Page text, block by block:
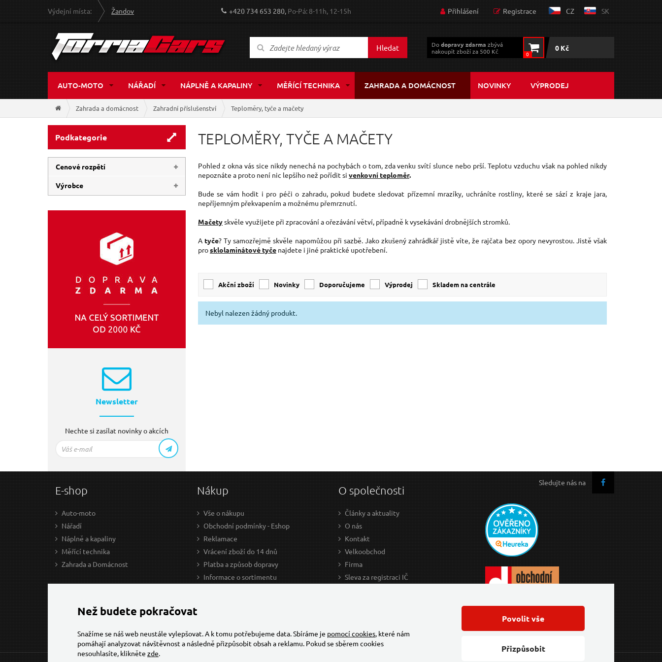
Výdejní místa: Žandov +420 734 653 280,Po-Pá: 8-11h, 12-15h Přihlášení Registrace CZ SK
Hledat Dodopravy zdarma zbývá
nakoupit zboží za 500 Kč
0
0 Kč
AUTO-MOTO NÁŘADÍ NÁPLNĚ A KAPALINY MĚŘÍCÍ TECHNIKA ZAHRADA A DOMÁCNOST NOVINKY VÝPRODEJ
Zahrada a domácnost Zahradní příslušenství Teploměry, tyče a mačety
Podkategorie
Cenové rozpětí
28 Kč 510 Kč
Výrobce
EXTOL PREMIUM(1)
Newsletter
Nechte si zasílat novinky o akcích
TEPLOMĚRY, TYČE A MAČETY
Pohled z okna vás sice nikdy nenechá na pochybách o tom, zda venku svítí slunce nebo prší. Teplotu vzduchu však na pohled nikdy
nepoznáte a proto není nic lepšího než pořídit si venkovní teploměr.
Bude se vám hodit i pro péči o zahradu, pokud budete sledovat přízemní mrazíky, uchráníte rostliny, které se sází z kraje jara,
nepříjemným překvapením a možnému přemrznutí.
Mačetyskvěle využijete při zpracování a ořezávání větví, případně k vysekávání drobnějších stromků.
A tyče? Ty samozřejmě skvěle napomůžou při sazbě. Jako zkušený zahrádkář jistě víte, že rajčata bez opory nevyrostou. Jistě však
prosklolaminátové tyče najdete i jiné praktické upotřebení.
Akční zboží Novinky Doporučujeme Výprodej skladem na centrále
Nebyl nalezen žádný produkt.
Sledujte nás na
E-shop
Auto-moto
Nářadí
Náplně a kapaliny
Měřící technika
Zahrada a Domácnost
Nákup
Vše o nákupu
Obchodní podmínky - Eshop
Reklamace
Vrácení zboží do 14 dnů
Platba a způsob dopravy
Informace o sortimentu
O společnosti
Články a aktuality
O nás
Kontakt
Velkoobchod
Firma
Sleva za registraci IČ
Než budete pokračovat
Snažíme se náš web neustále vylepšovat. A k tomu potřebujeme data. Sbíráme je pomocí cookies, které nám
pomáhají analyzovat návštěvnost a následně přizpůsobit obsah a reklamu. Pokud se sběrem cookies
nesouhlasíte, klikněte zde. Přizpůsobit
Povolit vše